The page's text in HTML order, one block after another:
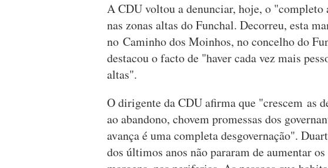
A CDU voltou a denunciar, hoje, o "completo
nas zonas altas do Funchal. Decorreu, esta
no Caminho dos Moinhos, no concelho do
destacou o facto de "haver cada vez mais
altas".
O dirigente da CDU afirma que "crescem as
ao abandono, chovem promessas dos
avança é uma completa desgovernação".
dos últimos anos não pararam de aumentar